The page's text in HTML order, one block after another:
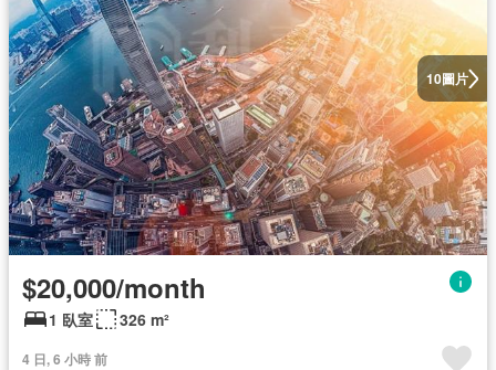
10圖片
$20,000/month
1 臥室 326 m²
4 日, 6 小時 前